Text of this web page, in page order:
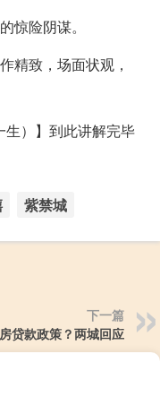
惊险阴谋。
精致，场面状观，
）】到此讲解完毕
紫禁城
下一篇
贷款政策？两城回应